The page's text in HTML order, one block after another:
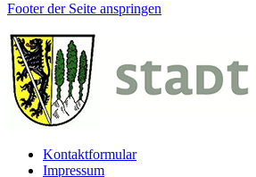
Footer der Seite anspringen
Kontaktformular
Impressum